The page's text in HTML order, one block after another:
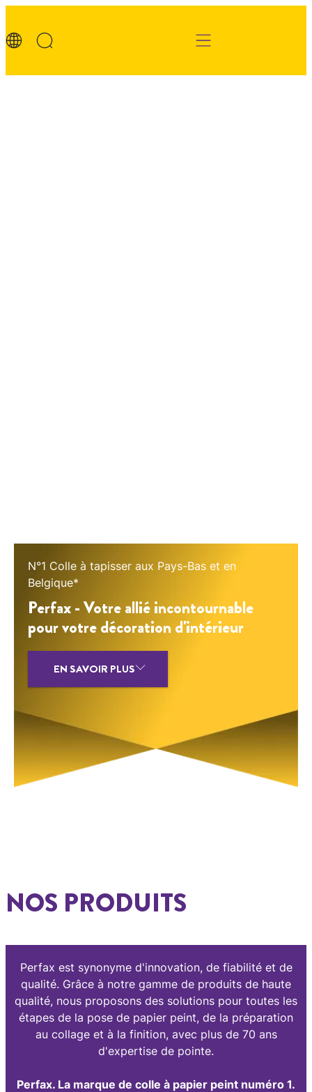
N°1 Colle à tapisser aux Pays-Bas et en
Belgique*
Perfax - Votre allié incontournable
pour votre décoration d'intérieur
EN SAVOIR PLUS
NOS PRODUITS
Perfax est synonyme d'innovation, de fiabilité et de
qualité. Grâce à notre gamme de produits de haute
qualité, nous proposons des solutions pour toutes les
étapes de la pose de papier peint, de la préparation
au collage et à la finition, avec plus de 70 ans
d'expertise de pointe.
Perfax. La marque de colle à papier peint numéro 1.